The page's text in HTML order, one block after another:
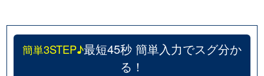
簡単3STEP♪最短45秒 簡単入力でスグ分か
る！